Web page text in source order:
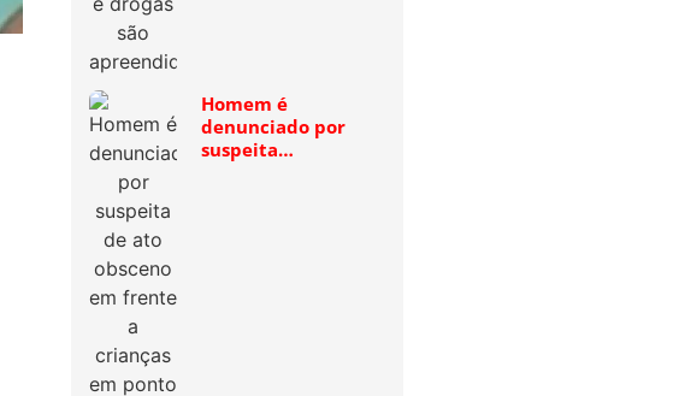
Homem é
denunciado por
suspeita…